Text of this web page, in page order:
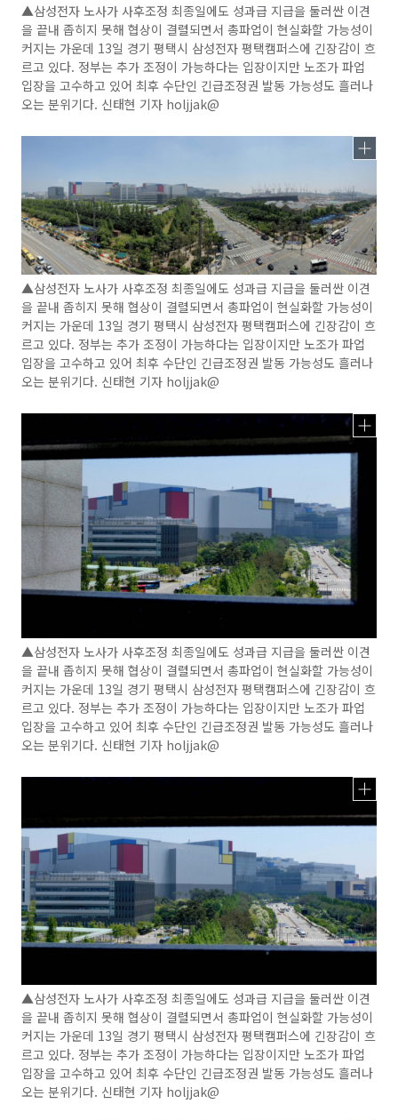
▲삼성전자 노사가 사후조정 최종일에도 성과급 지급을 둘러싼 이견
을 끝내 좁히지 못해 협상이 결렬되면서 총파업이 현실화할 가능성이
커지는 가운데 13일 경기 평택시 삼성전자 평택캠퍼스에 긴장감이 흐
르고 있다. 정부는 추가 조정이 가능하다는 입장이지만 노조가 파업
입장을 고수하고 있어 최후 수단인 긴급조정권 발동 가능성도 흘러나
오는 분위기다. 신태현 기자 holjjak@
▲삼성전자 노사가 사후조정 최종일에도 성과급 지급을 둘러싼 이견
을 끝내 좁히지 못해 협상이 결렬되면서 총파업이 현실화할 가능성이
커지는 가운데 13일 경기 평택시 삼성전자 평택캠퍼스에 긴장감이 흐
르고 있다. 정부는 추가 조정이 가능하다는 입장이지만 노조가 파업
입장을 고수하고 있어 최후 수단인 긴급조정권 발동 가능성도 흘러나
오는 분위기다. 신태현 기자 holjjak@
▲삼성전자 노사가 사후조정 최종일에도 성과급 지급을 둘러싼 이견
을 끝내 좁히지 못해 협상이 결렬되면서 총파업이 현실화할 가능성이
커지는 가운데 13일 경기 평택시 삼성전자 평택캠퍼스에 긴장감이 흐
르고 있다. 정부는 추가 조정이 가능하다는 입장이지만 노조가 파업
입장을 고수하고 있어 최후 수단인 긴급조정권 발동 가능성도 흘러나
오는 분위기다. 신태현 기자 holjjak@
▲삼성전자 노사가 사후조정 최종일에도 성과급 지급을 둘러싼 이견
을 끝내 좁히지 못해 협상이 결렬되면서 총파업이 현실화할 가능성이
커지는 가운데 13일 경기 평택시 삼성전자 평택캠퍼스에 긴장감이 흐
르고 있다. 정부는 추가 조정이 가능하다는 입장이지만 노조가 파업
입장을 고수하고 있어 최후 수단인 긴급조정권 발동 가능성도 흘러나
오는 분위기다. 신태현 기자 holjjak@